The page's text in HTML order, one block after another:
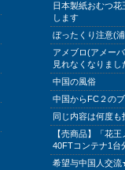
日本製紙おむつ
します
ぼったくり注意(
アメブロ(アメー
見れなくなりまし
中国の風俗
中国からFC２の
同じ内容は何度
【売商品】「花
40FTコンテナ1台
希望与中国人交